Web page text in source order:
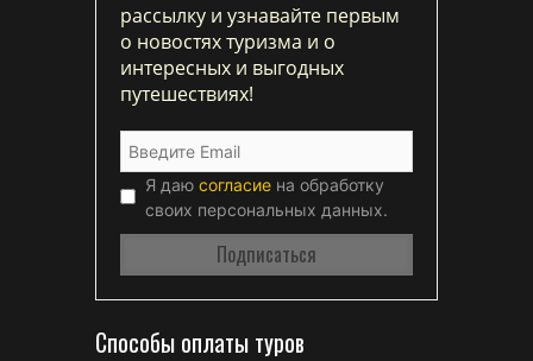
рассылку и узнавайте первым
о новостях туризма и о
интересных и выгодных
путешествиях!
Я даю согласие на обработку
своих персональных данных.
Способы оплаты туров